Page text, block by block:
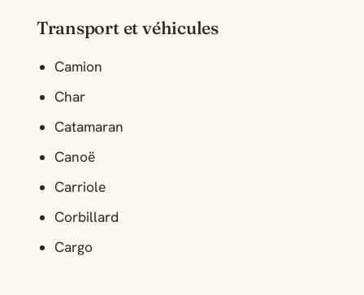
Transport et véhicules
Camion
Char
Catamaran
Canoë
Carriole
Corbillard
Cargo